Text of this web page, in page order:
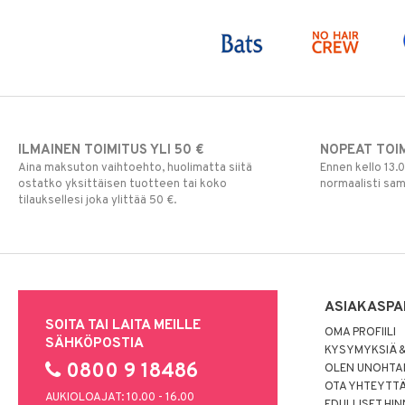
ILMAINEN TOIMITUS YLI 50 €
Aina maksuton vaihtoehto, huolimatta siitä
ostatko yksittäisen tuotteen tai koko
tilauksellesi joka ylittää 50 €.
NOPEAT
Ennen kello
normaalisti
SOITA TAI LAITA MEILLE
SÄHKÖPOSTIA
0800 9 18486
AUKIOLOAJAT: 10.00 - 16.00
OMA PROFIILI
KYSYMYKSIÄ
OLEN
OTA